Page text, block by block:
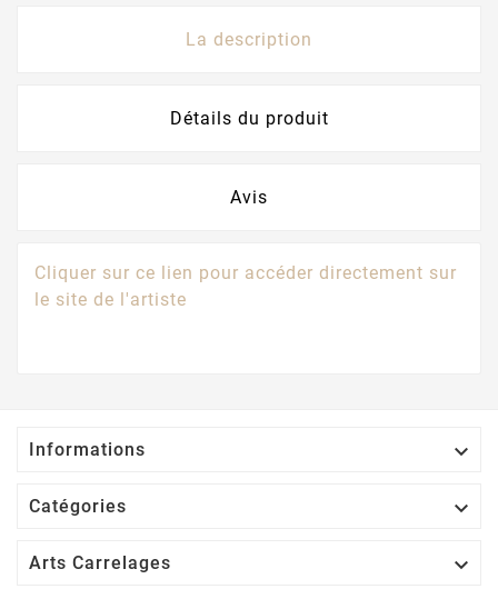
La description
Détails du produit
Avis
Cliquer sur ce lien pour accéder directement sur
le site de l'artiste
Informations 
Catégories 
Arts Carrelages 